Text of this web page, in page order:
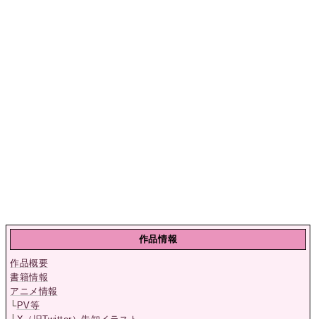
作品情報
作品概要
書籍情報
アニメ情報
└PV等